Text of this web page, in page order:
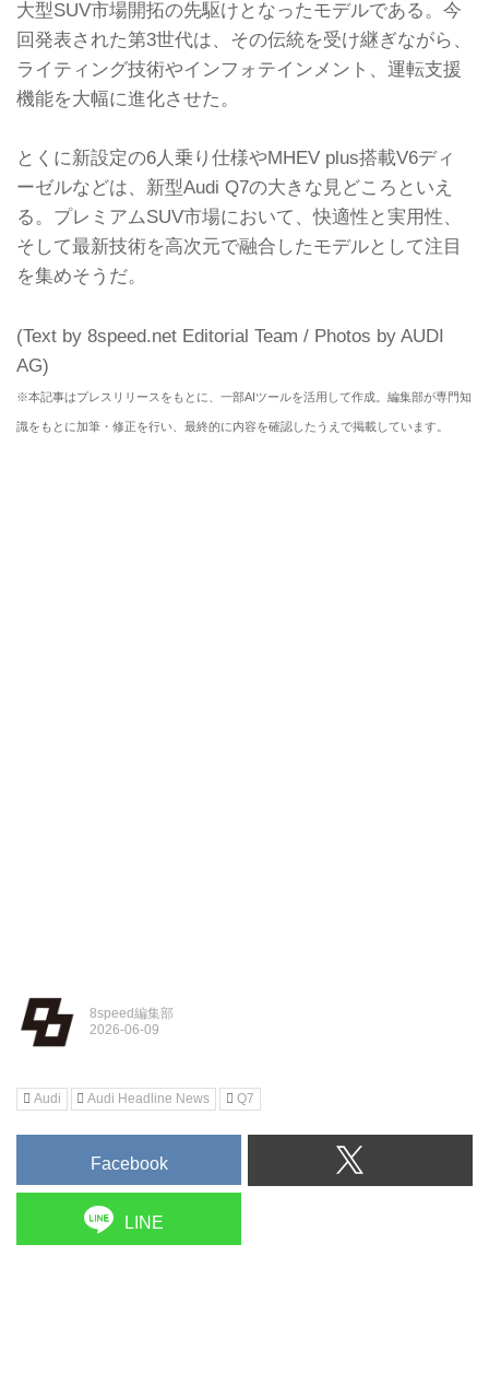
大型SUV市場開拓の先駆けとなったモデルである。今
回発表された第3世代は、その伝統を受け継ぎながら、
ライティング技術やインフォテインメント、運転支援
機能を大幅に進化させた。
とくに新設定の6人乗り仕様やMHEV plus搭載V6ディ
ーゼルなどは、新型Audi Q7の大きな見どころといえ
る。プレミアムSUV市場において、快適性と実用性、
そして最新技術を高次元で融合したモデルとして注目
を集めそうだ。
(Text by 8speed.net Editorial Team / Photos by AUDI
AG)
※本記事はプレスリリースをもとに、一部AIツールを活用して作成。編集部が専門知
識をもとに加筆・修正を行い、最終的に内容を確認したうえで掲載しています。
8speed編集部
Audi Audi Headline News Q7
Facebook
LINE